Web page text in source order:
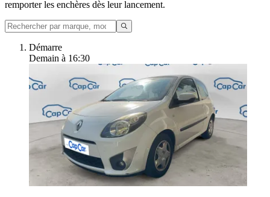
remporter les enchères dès leur lancement.
Démarre
Demain à 16:30